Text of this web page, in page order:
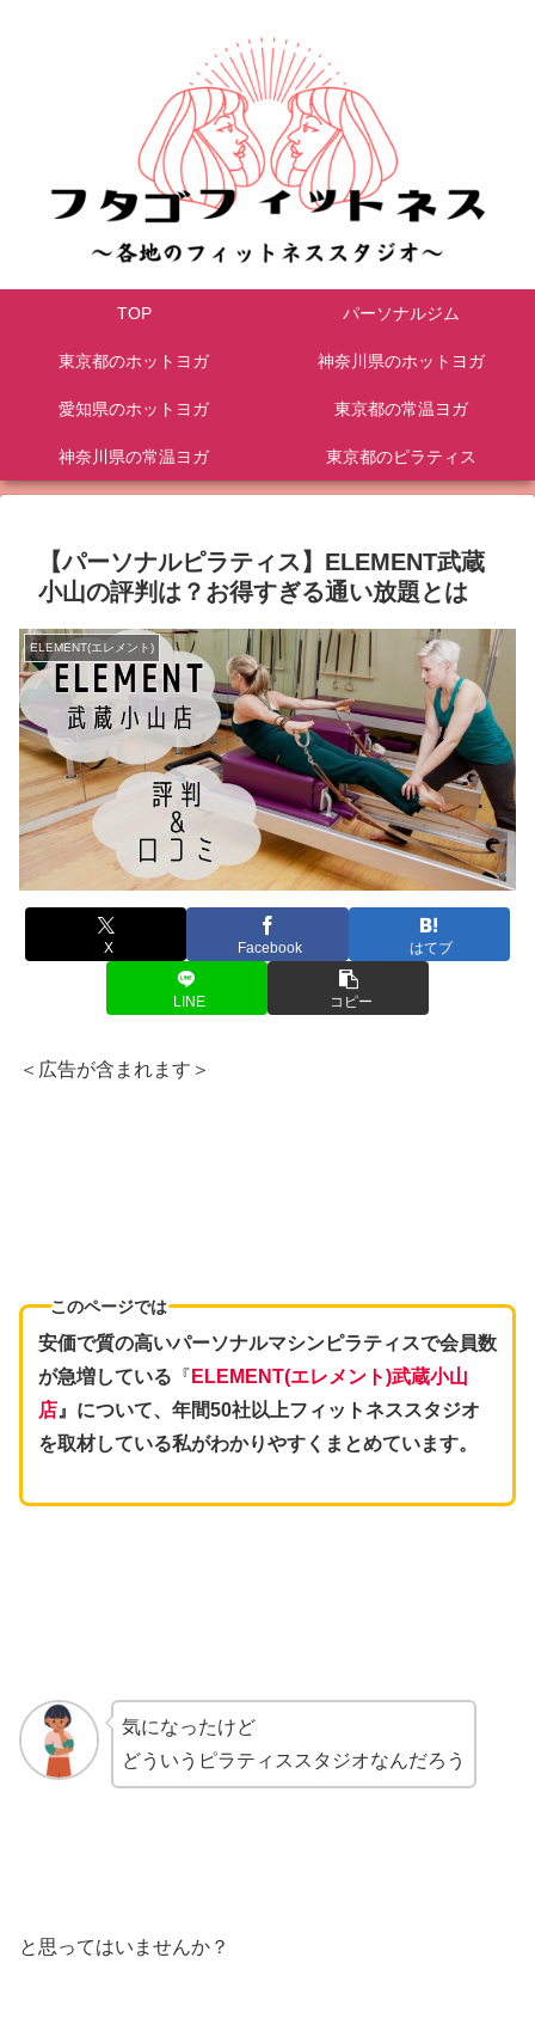
TOP パーソナルジム
東京都のホットヨガ 神奈川県のホットヨガ
愛知県のホットヨガ 東京都の常温ヨガ
神奈川県の常温ヨガ 東京都のピラティス
【パーソナルピラティス】ELEMENT武蔵
小山の評判は？お得すぎる通い放題とは
ELEMENT(エレメント)
X Facebook はてブ
LINE コピー
＜広告が含まれます＞
このページでは
安価で質の高いパーソナルマシンピラティスで会員数
が急増している 『 ELEMENT(エレメント)武蔵小山
店』について、年間50社以上フィットネススタジオ
を取材している私がわかりやすくまとめています。
気になったけど
どういうピラティススタジオなんだろう
と思ってはいませんか？